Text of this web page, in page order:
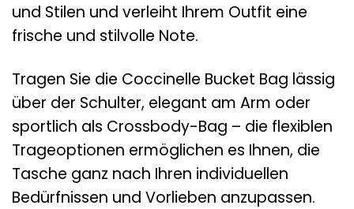
und Stilen und verleiht Ihrem Outfit eine
frische und stilvolle Note.
Tragen Sie die Coccinelle Bucket Bag lässig
über der Schulter, elegant am Arm oder
sportlich als Crossbody-Bag – die flexiblen
Trageoptionen ermöglichen es Ihnen, die
Tasche ganz nach Ihren individuellen
Bedürfnissen und Vorlieben anzupassen.